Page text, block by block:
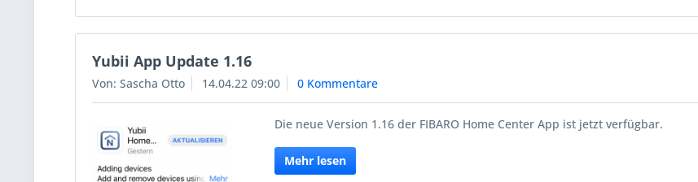
Yubii App Update 1.16
Von: Sascha Otto 14.04.22 09:00 0 Kommentare
Die neue Version 1.16 der FIBARO Home Center App ist jetzt verfügbar.
Mehr lesen